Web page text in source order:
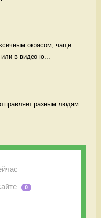
окрасом, чаще
в видео ю...
разным людям
0